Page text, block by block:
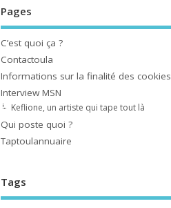
Pages
C’est quoi ça ?
Contactoula
Informations sur la finalité des cookies
Interview MSN
Keflione, un artiste qui tape tout là
Qui poste quoi ?
Taptoulannuaire
Tags